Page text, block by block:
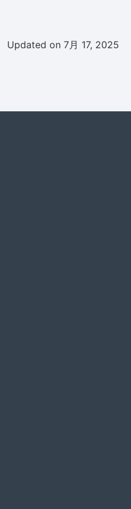
Updated on 7月 17, 2025